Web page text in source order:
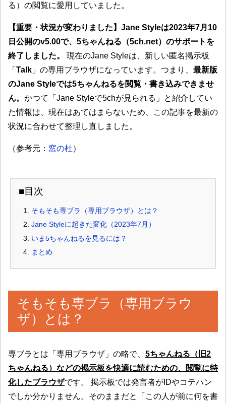
る）の閲覧に愛用していました。
【重要・状況が変わりました】Jane Styleは2023年7月10
日公開のv5.00で、5ちゃんねる（5ch.net）のサポートを
終了しました。
現在のJane Styleは、新しい匿名掲示板
「 Talk 」の専用ブラウザになっています。つまり、 最新版
のJane Styleでは5ちゃんねるを閲覧・書き込みできませ
ん。 かつて「Jane Styleで5chが見られる」と紹介してい
た情報は、現在はあてはまらないため、この記事を最新の
状況に合わせて整理し直しました。
（参考元： 窓の杜）
■目次
そもそも専ブラ（専用ブラウザ）とは？
Jane Styleに起きた変化（2023年7月）
いま5ちゃんねるを見るには？
まとめ
そもそも専ブラ（専用ブラウ
ザ）とは？
専ブラとは「専用ブラウザ」の略で、 5ちゃんねる（旧2
ちゃんねる）などの掲示板を快適に読むための、閲覧に特
化したブラウザです。 掲示板では発言者がIDやコテハン
でしか分かりません。そのままだと「この人が前に何を書